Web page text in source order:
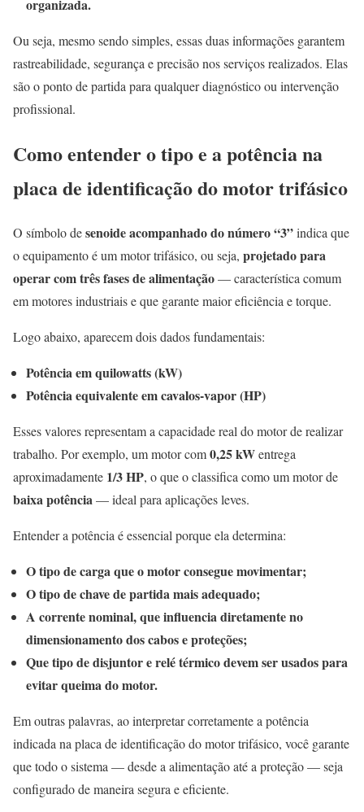
organizada.
Ou seja, mesmo sendo simples, essas duas informações garantem
rastreabilidade, segurança e precisão nos serviços realizados. Elas
são o ponto de partida para qualquer diagnóstico ou intervenção
profissional.
Como entender o tipo e a potência na
placa de identificação do motor trifásico
O símbolo desenoide acompanhado do número “3”indica que
o equipamento é um motor trifásico, ou seja, projetado para
operar com três fases de alimentação— característica comum
em motores industriais e que garante maior eficiência e torque.
Logo abaixo, aparecem dois dados fundamentais:
Potência em quilowatts (kW)
Potência equivalente em cavalos-vapor (HP)
Esses valores representam a capacidade real do motor de realizar
trabalho. Por exemplo, um motor com0,25 kWentrega
aproximadamente 1/3 HP, o que o classifica como um motor de
baixa potência— ideal para aplicações leves.
Entender a potência é essencial porque ela determina:
O tipo de carga que o motor consegue movimentar;
O tipo de chave de partida mais adequado;
A corrente nominal, que influencia diretamente no
dimensionamento dos cabos e proteções;
Que tipo de disjuntor e relé térmico devem ser usados para
evitar queima do motor.
Em outras palavras, ao interpretar corretamente a potência
indicada na placa de identificação do motor trifásico, você garante
que todo o sistema — desde a alimentação até a proteção — seja
configurado de maneira segura e eficiente.